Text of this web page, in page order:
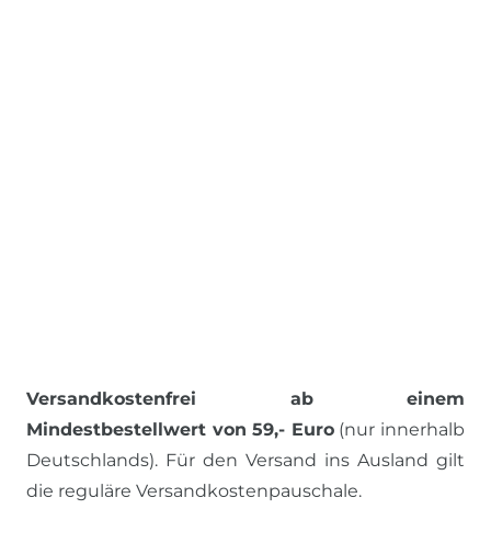
Versandkostenfrei ab einem
Mindestbestellwert von 59,- Euro(nur innerhalb
Deutschlands). Für den Versand ins Ausland gilt
die reguläre Versandkostenpauschale.